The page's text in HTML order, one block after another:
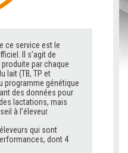
ce service est le
Il s’agit de
par chaque
lait (TB, TP et
programme génétique
des données pour
lactations, mais
à l’éleveur.
qui sont
dont 4